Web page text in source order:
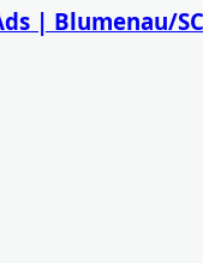
| Blumenau/SC